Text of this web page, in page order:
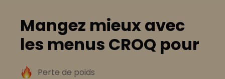
Mangez mieux avec
les menus CROQ pour
Perte de poids